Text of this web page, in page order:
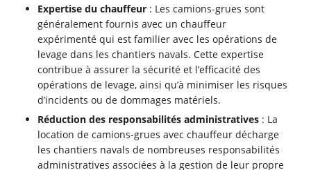
Expertise du chauffeur : Les camions-grues sont
généralement fournis avec un chauffeur
expérimenté qui est familier avec les opérations de
levage dans les chantiers navals. Cette expertise
contribue à assurer la sécurité et l’efficacité des
opérations de levage, ainsi qu’à minimiser les risques
d’incidents ou de dommages matériels.
Réduction des responsabilités administratives : La
location de camions-grues avec chauffeur décharge
les chantiers navals de nombreuses responsabilités
administratives associées à la gestion de leur propre